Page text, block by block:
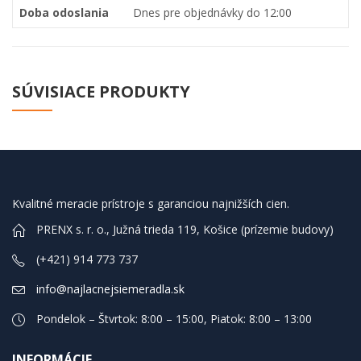
Doba odoslania Dnes pre objednávky do 12:00
SÚVISIACE PRODUKTY
Kvalitné meracie prístroje s garanciou najnižších cien.
PRENX s. r. o., Južná trieda 119, Košice (prízemie budovy)
(+421) 914 773 737
info@najlacnejsiemeradla.sk
Pondelok – Štvrtok: 8:00 – 15:00, Piatok: 8:00 – 13:00